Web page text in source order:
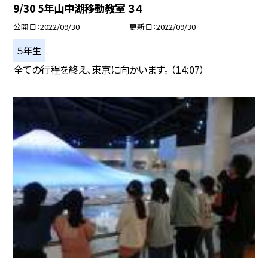
9/30 5年山中湖移動教室 ３４
公開日 2022/09/30 更新日 2022/09/30
５年生
全ての行程を終え、東京に向かいます。 （14:07）